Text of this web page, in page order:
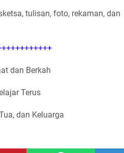
tulisan, foto, rekaman, dan
dan Berkah
Terus
dan Keluarga